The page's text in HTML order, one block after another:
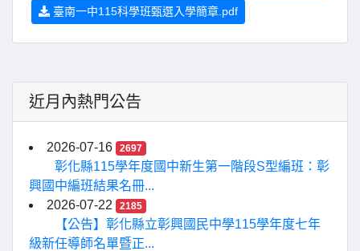
臺南一中115科學班甄選入學簡章.pdf
近月內熱門公告
2026-07-16 2697
彰化縣115學年度國中新生第一階段S型編班：彰
興國中編班結果名冊...
2026-07-22
2185
【公告】彰化縣立彰興國民中學115學年度七年
級新任導師名單暨正...